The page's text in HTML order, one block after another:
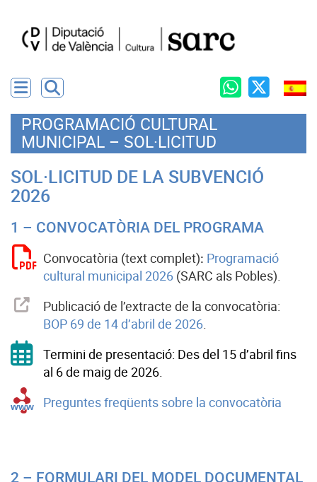
PROGRAMACIÓ CULTURAL
MUNICIPAL – SOL·LICITUD
SOL·LICITUD DE LA SUBVENCIÓ
2026
1 – CONVOCATÒRIA DEL PROGRAMA
Convocatòria (text complet): Programació
cultural municipal 2026 (SARC als Pobles).
Publicació de l’extracte de la convocatòria:
BOP 69 de 14 d’abril de 2026
Termini de presentació: Des del 15 d’abril fins
al 6 de maig de 2026.
Preguntes freqüents sobre la convocatòria
2 – FORMULARI DEL MODEL DOCUMENTAL